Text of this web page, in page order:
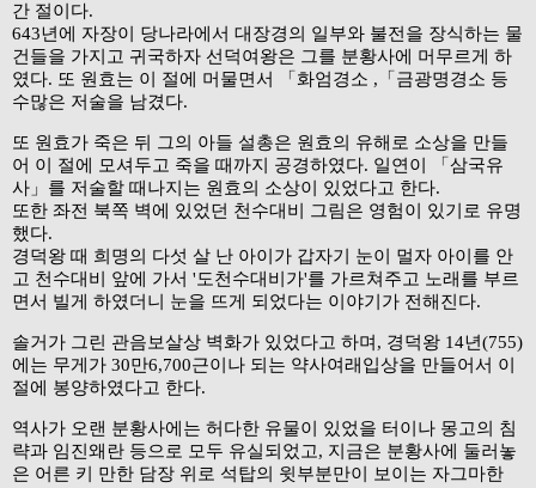
간 절이다.
643년에 자장이 당나라에서 대장경의 일부와 불전을 장식하는 물
건들을 가지고 귀국하자 선덕여왕은 그를 분황사에 머무르게 하
였다. 또 원효는 이 절에 머물면서 「화엄경소 ,「금광명경소 등
수많은 저술을 남겼다.
또 원효가 죽은 뒤 그의 아들 설총은 원효의 유해로 소상을 만들
어 이 절에 모셔두고 죽을 때까지 공경하였다. 일연이 「삼국유
사」를 저술할 때나지는 원효의 소상이 있었다고 한다.
또한 좌전 북쪽 벽에 있었던 천수대비 그림은 영험이 있기로 유명
했다.
경덕왕 때 희명의 다섯 살 난 아이가 갑자기 눈이 멀자 아이를 안
고 천수대비 앞에 가서 '도천수대비가'를 가르쳐주고 노래를 부르
면서 빌게 하였더니 눈을 뜨게 되었다는 이야기가 전해진다.
솔거가 그린 관음보살상 벽화가 있었다고 하며, 경덕왕 14년(755)
에는 무게가 30만6,700근이나 되는 약사여래입상을 만들어서 이
절에 봉양하였다고 한다.
역사가 오랜 분황사에는 허다한 유물이 있었을 터이나 몽고의 침
략과 임진왜란 등으로 모두 유실되었고, 지금은 분황사에 둘러놓
은 어른 키 만한 담장 위로 석탑의 윗부분만이 보이는 자그마한